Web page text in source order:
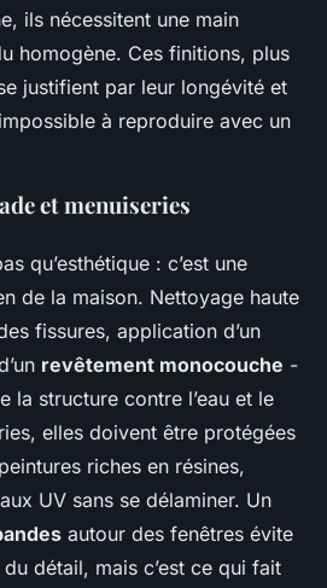
ils nécessitent une main
homogène. Ces finitions, plus
justifient par leur longévité et
à reproduire avec un
et menuiseries
qu’esthétique : c’est une
de la maison. Nettoyage haute
fissures, application d’un
revêtement monocouche -
la structure contre l’eau et le
elles doivent être protégées
riches en résines,
UV sans se délaminer. Un
autour des fenêtres évite
détail, mais c’est ce qui fait